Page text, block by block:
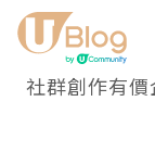
社群創作有價